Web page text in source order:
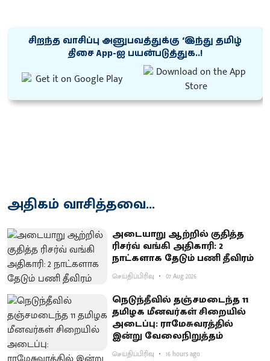
சிறந்த வாசிப்பு அனுபவத்துக்கு ‘இந்து தமிழ்
திசை App-ஐ பயன்படுத்துக..!
அதிகம் வாசித்தவை...
அடையாறு ஆற்றில் குதித்த
ரிசர்வ் வங்கி அதிகாரி: 2
நாட்களாக தேடும் பணி தீவிரம்
செய்திப்பிரிவு 07 Aug 2026
நெடுந்தீவில் தஞ்சமடைந்த 11
தமிழக மீனவர்கள் சிறையில்
அடைப்பு: ராமேசுவரத்தில்
இன்று வேலைநிறுத்தம்
செய்திப்பிரிவு 16 hours ago